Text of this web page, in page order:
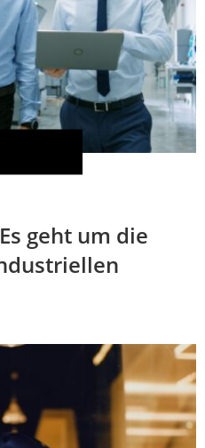
geht um die